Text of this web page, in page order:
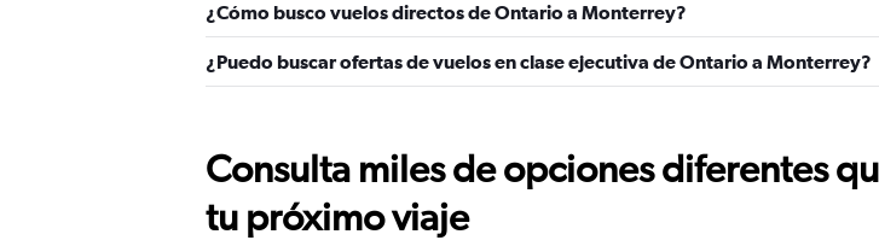
¿Cómo busco vuelos directos de Ontario a Monterrey?
¿Puedo buscar ofertas de vuelos en clase ejecutiva de Ontario a Monterrey?
Consulta miles de opciones diferentes
tu próximo viaje